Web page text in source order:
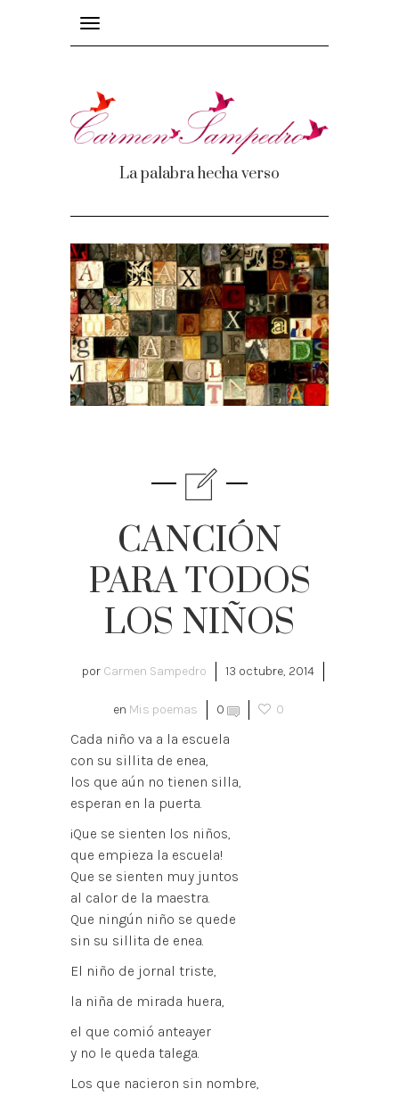
Toggle
navigation
La palabra hecha verso
CANCIÓN
PARA TODOS
LOS NIÑOS
por Carmen Sampedro 13 octubre, 2014
en Mis poemas 0 0
Cada niño va a la escuela
con su sillita de enea,
los que aún no tienen silla,
esperan en la puerta.
¡Que se sienten los niños,
que empieza la escuela!
Que se sienten muy juntos
al calor de la maestra.
Que ningún niño se quede
sin su sillita de enea.
El niño de jornal triste,
la niña de mirada huera,
el que comió anteayer
y no le queda talega.
Los que nacieron sin nombre,